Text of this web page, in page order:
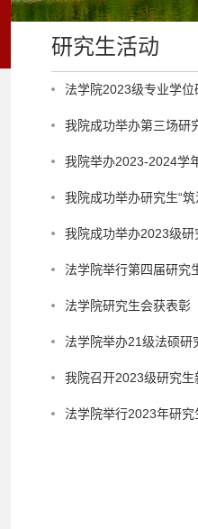
研究生活动
法学院2023级专业学
我院成功举办第三场研
我院举办2023-2024学
我院成功举办研究生“
我院成功举办2023级
法学院举行第四届研究
法学院研究生会获表彰
法学院举办21级法硕研
我院召开2023级研究
法学院举行2023年研究